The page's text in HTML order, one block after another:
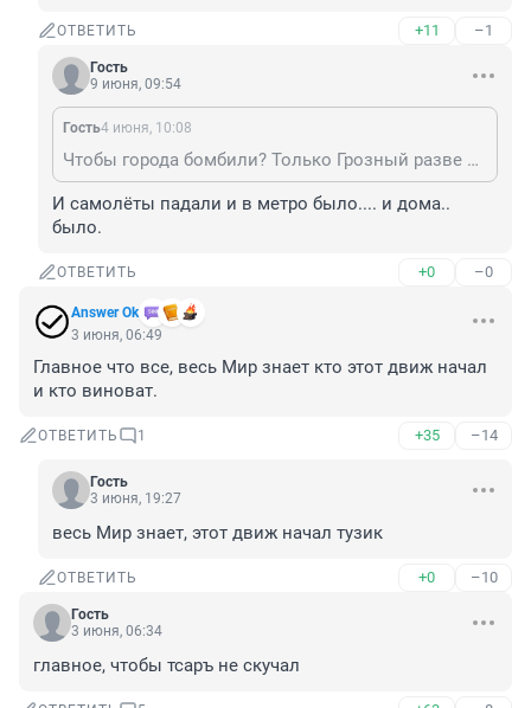
ОТВЕТИТЬ +11 –1
Гость
9 июня, 09:54
Гость4 июня, 10:08
Чтобы города бомбили? Только Грозный разве что.
И самолёты падали и в метро было.... и дома..
было.
ОТВЕТИТЬ +0 –0
Answer Ok
3 июня, 06:49
Главное что все, весь Мир знает кто этот движ начал
и кто виноват.
ОТВЕТИТЬ 1 +35 –14
Гость
3 июня, 19:27
весь Мир знает, этот движ начал тузик
ОТВЕТИТЬ +0 –10
Гость
3 июня, 06:34
главное, чтобы тсаръ не скучал